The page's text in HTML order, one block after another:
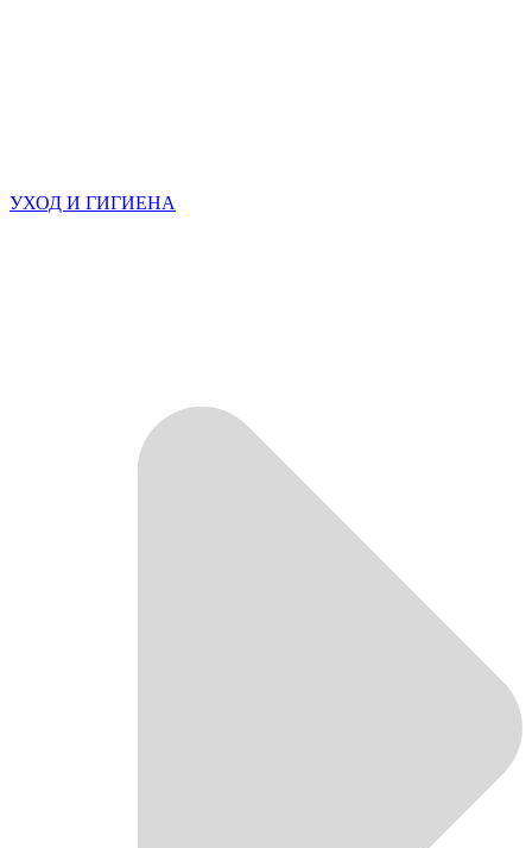
УХОД И ГИГИЕНА